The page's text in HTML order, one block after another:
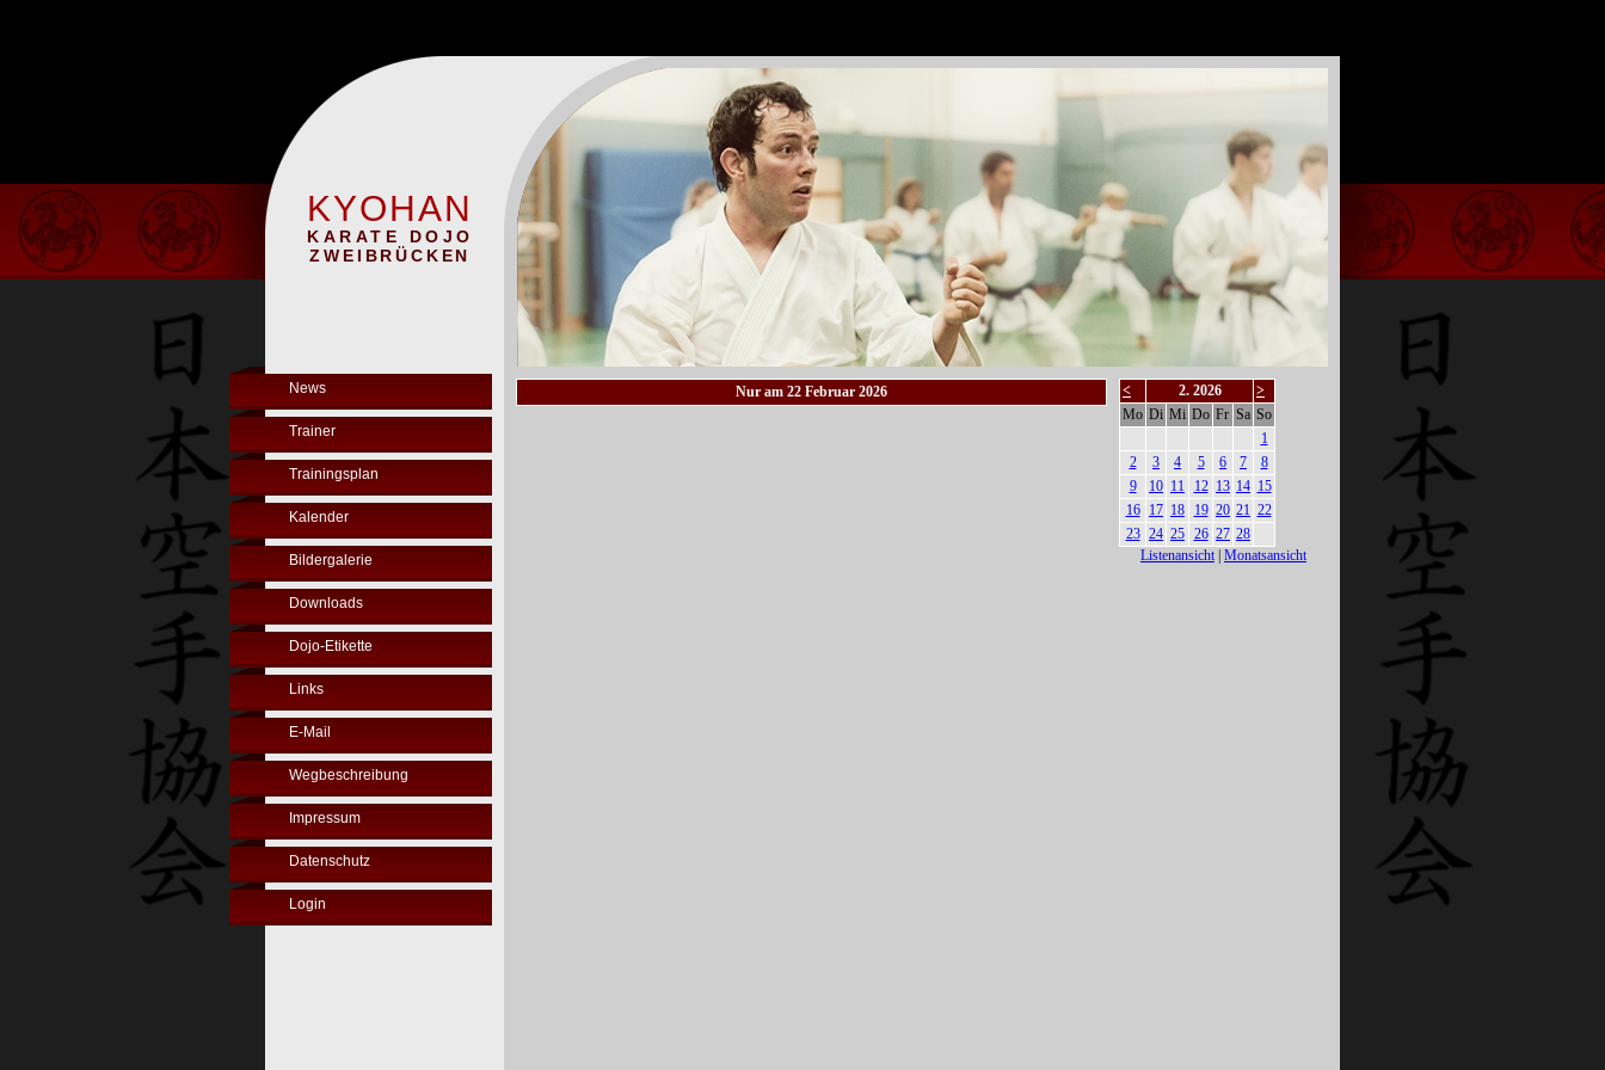
KYOHAN
KARATE DOJO
ZWEIBRÜCKEN
News
Trainer
Trainingsplan
Kalender
Bildergalerie
Downloads
Dojo-Etikette
Links
E-Mail
Wegbeschreibung
Impressum
Datenschutz
Login
Nur am 22 Februar 2026 < 2. 2026
>
Mo Di Mi Do Fr Sa So
1
2
3 4 5 6 7
8
9
10 11 12 13 14 15
16
17 18 19 20 21 22
23 24 25 26 27 28
Listenansicht Monatsansicht